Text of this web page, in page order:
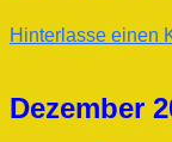
Hinterlasse einen
Dezember